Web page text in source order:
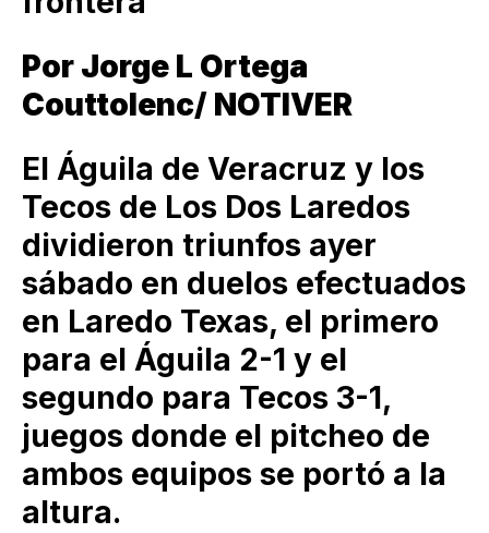
Por Jorge L Ortega
Couttolenc/ NOTIVER
El Águila de Veracruz y los
Tecos de Los Dos Laredos
dividieron triunfos ayer
sábado en duelos efectuados
en Laredo Texas, el primero
para el Águila 2-1 y el
segundo para Tecos 3-1,
juegos donde el pitcheo de
ambos equipos se portó a la
altura.